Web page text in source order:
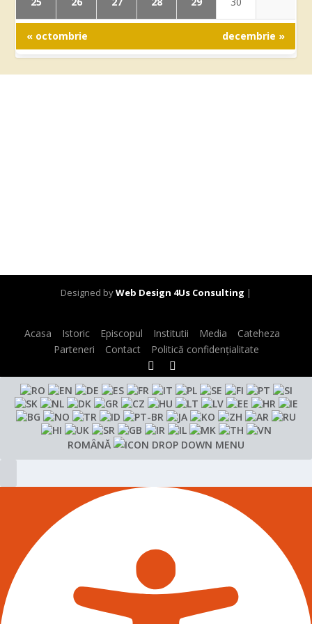
« octombrie decembrie »
Designed byWeb Design 4Us Consulting |
Acasa Istoric Episcopul Institutii Media
Cateheza
Parteneri
Contact Politică confidențialitate
ROMÂNĂ